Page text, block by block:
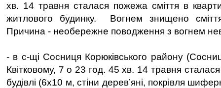
хв. 14 травня сталася пожежа сміття в
житлового будинку. Вогнем знищено
Причина - необережне поводження з вогнем
- в с-щі Сосниця Корюківського району
Квітковому, 7 о 23 год. 45 хв. 14 травня
будівлі (6х10 м, стіни дерев’яні, покрівля